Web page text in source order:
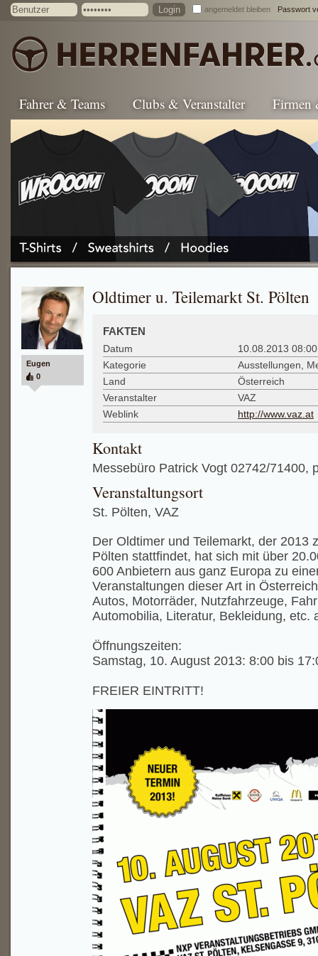
angemeldet bleiben Passwort
Fahrer & Teams Clubs & Veranstalter Firmen
Eugen
0
Oldtimer u. Teilemarkt St. Pölten
FAKTEN
Datum
10.08.2013 08:00
Kategorie
Ausstellungen,
Land
Österreich
Veranstalter
VAZ
Weblink
http://www.vaz.at
Kontakt
Messebüro Patrick Vogt 02742/71400,
Veranstaltungsort
St. Pölten, VAZ
Der Oldtimer und Teilemarkt, der 2013
Pölten stattfindet, hat sich mit über
600 Anbietern aus ganz Europa zu
Veranstaltungen dieser Art in
Autos, Motorräder, Nutzfahrzeuge,
Automobilia, Literatur, Bekleidung, etc.
Öffnungszeiten:
Samstag, 10. August 2013: 8:00 bis
FREIER EINTRITT!